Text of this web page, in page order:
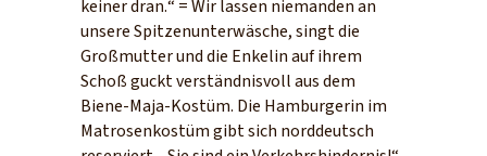
keiner dran.“ = Wir lassen niemanden an
unsere Spitzenunterwäsche, singt die
Großmutter und die Enkelin auf ihrem
Schoß guckt verständnisvoll aus dem
Biene-Maja-Kostüm. Die Hamburgerin im
Matrosenkostüm gibt sich norddeutsch